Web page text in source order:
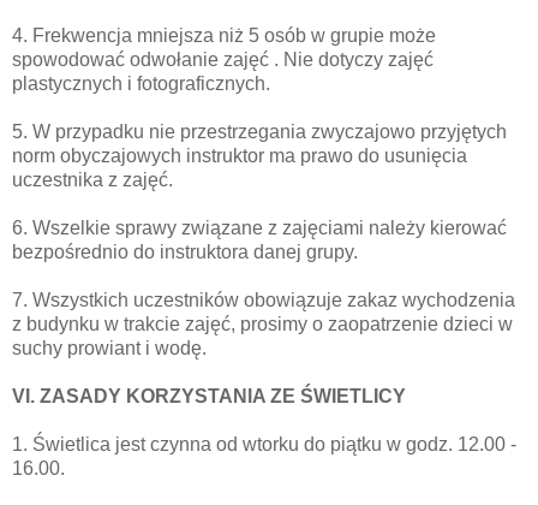
4. Frekwencja mniejsza niż 5 osób w grupie może
spowodować odwołanie zajęć . Nie dotyczy zajęć
plastycznych i fotograficznych.
5. W przypadku nie przestrzegania zwyczajowo przyjętych
norm obyczajowych instruktor ma prawo do usunięcia
uczestnika z zajęć.
6. Wszelkie sprawy związane z zajęciami należy kierować
bezpośrednio do instruktora danej grupy.
7. Wszystkich uczestników obowiązuje zakaz wychodzenia
z budynku w trakcie zajęć, prosimy o zaopatrzenie dzieci w
suchy prowiant i wodę.
VI. ZASADY KORZYSTANIA ZE ŚWIETLICY
1. Świetlica jest czynna od wtorku do piątku w godz. 12.00 -
16.00.